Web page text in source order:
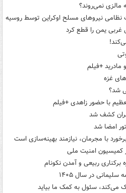
مالزی نمی‌روند؟
نظامی نیروهای مسلح اوکراین توسط روسیه
غربی یمن را قطع کرد
مادرید +فیلم
غزه
شد؟
با حضور زاهدی +فیلم
کشف شد
امضا شد
با مجرمان، نیازمند بهینه‌سازی است
کمیسیون امنیت ملی
برکناری ربیعی و آمدن نکونام
در سال ۱۴۰۵
می‌کند، سئول به کمک ما بیاید